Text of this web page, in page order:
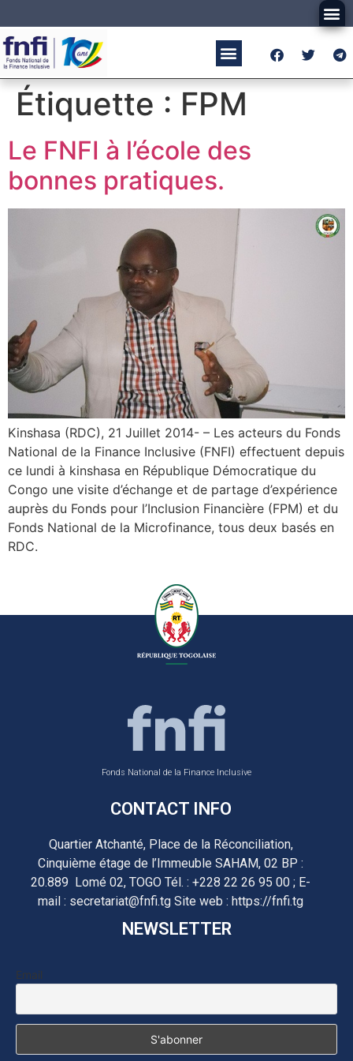
Étiquette : FPM
Le FNFI à l’école des
bonnes pratiques.
Kinshasa (RDC), 21 Juillet 2014- – Les acteurs du Fonds
National de la Finance Inclusive (FNFI) effectuent depuis
ce lundi à kinshasa en République Démocratique du
Congo une visite d’échange et de partage d’expérience
auprès du Fonds pour l’Inclusion Financière (FPM) et du
Fonds National de la Microfinance, tous deux basés en
RDC.
Fonds National de la Finance Inclusive
CONTACT INFO
Quartier Atchanté, Place de la Réconciliation,
Cinquième étage de l’Immeuble SAHAM, 02 BP :
20.889 Lomé 02, TOGO Tél. : +228 22 26 95 00 ; E-
mail : secretariat@fnfi.tg Site web : https://fnfi.tg
NEWSLETTER
Email